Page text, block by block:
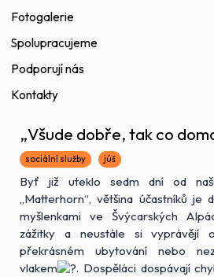
Fotogalerie
Spolupracujeme
Podporují nás
Kontakty
„Všude dobře, tak co
sociální služby júš
Byť již uteklo sedm dní od
„Matterhorn“, většina účastníků je
myšlenkami ve Švýcarských
zážitky a neustále si vyprávějí
překrásném ubytování nebo
vlakem
. Dospěláci dospávají